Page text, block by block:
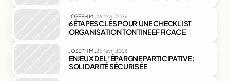
JOSEPH M. .26 févr. 2026
6 ÉTAPES CLÉS POUR UNE CHECKLIST
ORGANISATION TONTINE EFFICACE
JOSEPH M. .25 févr. 2026
ENJEUX DE L’ÉPARGNE PARTICIPATIVE :
SOLIDARITÉ SÉCURISÉE